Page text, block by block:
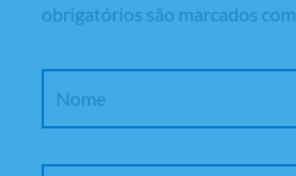
obrigatórios são marcados com